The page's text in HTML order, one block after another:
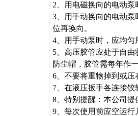
2、用电磁换向的电动
3、用手动换向的电动
位再换向。
4、用手动泵时，应均
5、高压胶管应处于自
防尘帽，胶管需每年作
6、不要将重物掉到或
7、在液压扳手各连接
8、特别提醒：本公司
9、每次使用前应空运